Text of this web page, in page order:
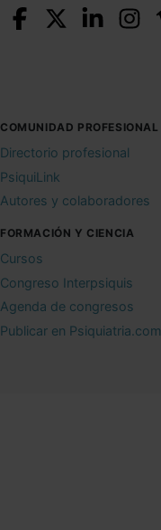
COMUNIDAD PROFESIONAL
Directorio profesional
PsiquiLink
Autores y colaboradores
FORMACIÓN Y CIENCIA
Cursos
Congreso Interpsiquis
Agenda de congresos
Publicar en Psiquiatria.com